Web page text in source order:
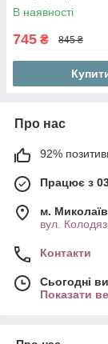
В наявності
745 ₴ 845 ₴
Про нас
92%
Працює з
м. Миколаїв
вул.
Контакти
Сьогодні
Показати